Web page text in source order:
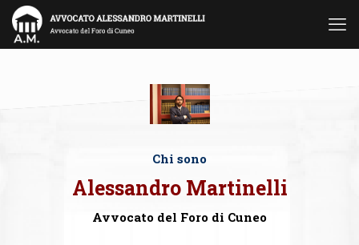
Chi sono
Alessandro Martinelli
Avvocato del Foro di Cuneo